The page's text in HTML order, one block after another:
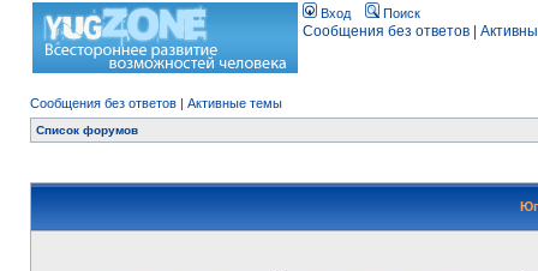
Вход Поиск
Сообщения без ответов
Сообщения без ответов | Активные темы
Список форумов